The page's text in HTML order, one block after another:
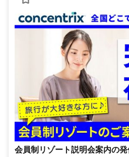
会員制リゾート説明会案内の